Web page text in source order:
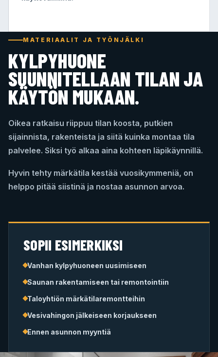
MATERIAALIT JA TYÖNJÄLKI
KYLPYHUONE
SUUNNITELLAAN TILAN JA
KÄYTÖN MUKAAN.
Oikea ratkaisu riippuu tilan koosta, putkien
sijainnista, rakenteista ja siitä kuinka montaa tila
palvelee. Siksi työ alkaa aina kohteen läpikäynnillä.
Hyvin tehty märkätila kestää vuosikymmeniä, on
helppo pitää siistinä ja nostaa asunnon arvoa.
SOPII ESIMERKIKSI
Vanhan kylpyhuoneen uusimiseen
Saunan rakentamiseen tai remontointiin
Taloyhtiön märkätilaremontteihin
Vesivahingon jälkeiseen korjaukseen
Ennen asunnon myyntiä